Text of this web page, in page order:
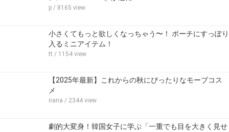
p / 8165 view
小さくてもっと欲しくなっちゃう〜！ ポーチにすっぽり
入るミニアイテム！
tt / 1154 view
【2025年最新】これからの秋にぴったりなモーブコス
メ
nana / 2344 view
劇的大変身！韓国女子に学ぶ「一重でも目を大きく見せ